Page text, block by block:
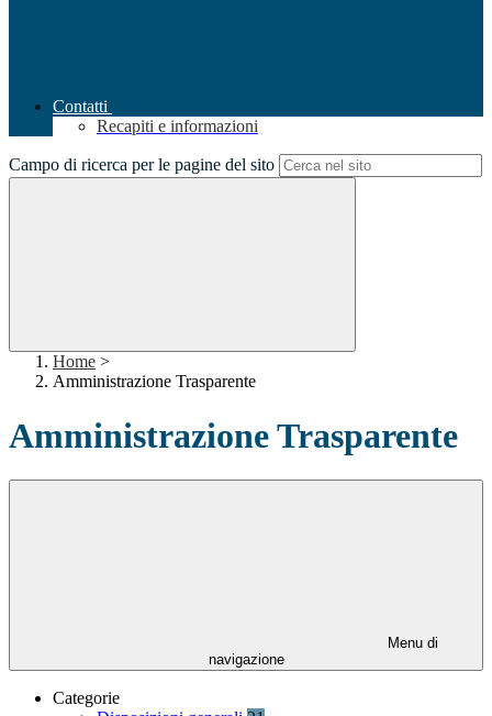
Contatti
Recapiti e informazioni
Campo di ricerca per le pagine del sito
Home >
Amministrazione Trasparente
Amministrazione Trasparente
Menu di
navigazione
Categorie